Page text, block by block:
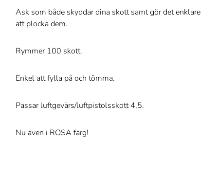
Ask som både skyddar dina skott samt gör det enklare
att plocka dem.
Rymmer 100 skott.
Enkel att fylla på och tömma.
Passar luftgevärs/luftpistolsskott 4,5.
Nu även i ROSA färg!